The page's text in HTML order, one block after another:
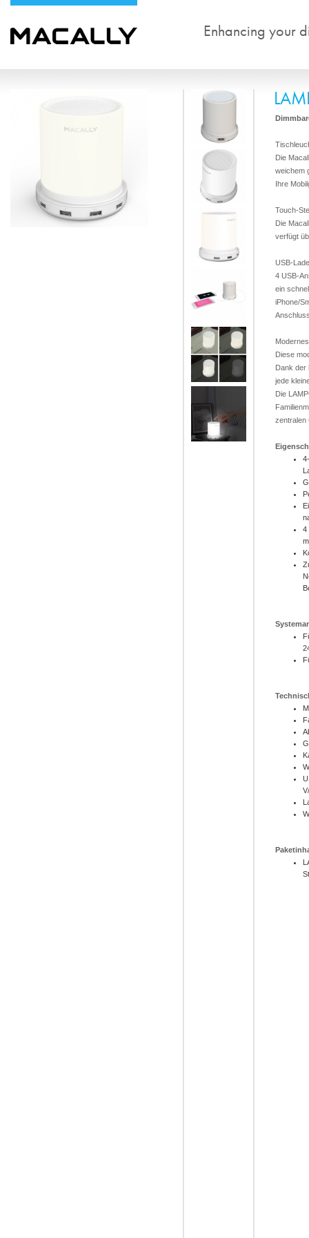
Enhancing your
Die
weichem
Ihre
Touch-
Die
verfügt
USB-
4 USB-
ein
iPhone/
Diese
Dank der
jede
Die
zentralen
4